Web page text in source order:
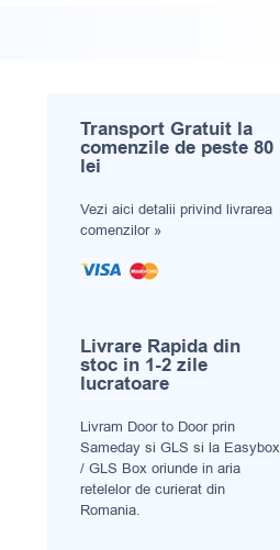
Transport Gratuit la
comenzile de peste 80
lei
Vezi aici detalii privind livrarea
comenzilor »
Livrare Rapida din
stoc in 1-2 zile
lucratoare
Livram Door to Door prin
Sameday si GLS si la Easybox
/ GLS Box oriunde in aria
retelelor de curierat din
Romania.